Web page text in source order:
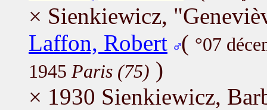
× Sienkiewicz,
Laffon, Robert ( °07
1945 Paris (75) )
× 1930 Sienkiewicz,